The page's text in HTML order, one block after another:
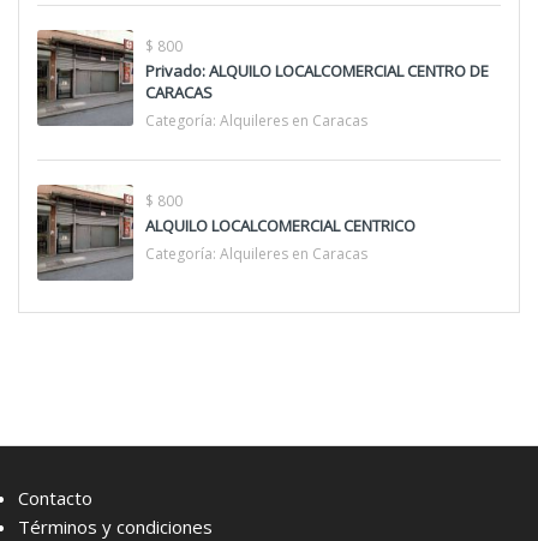
$ 800
Privado: ALQUILO LOCALCOMERCIAL CENTRO DE
CARACAS
Categoría: Alquileres en Caracas
$ 800
ALQUILO LOCALCOMERCIAL CENTRICO
Categoría: Alquileres en Caracas
Contacto
Términos y condiciones